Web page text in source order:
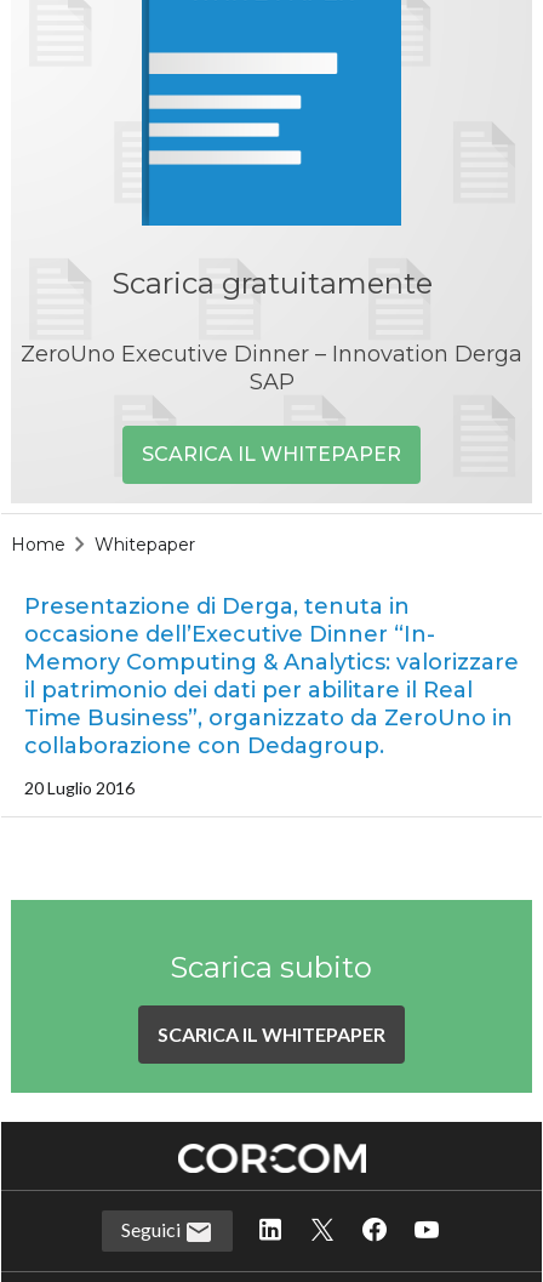
Scarica gratuitamente
ZeroUno Executive Dinner – Innovation Derga
SAP
SCARICA IL WHITEPAPER
Home Whitepaper
Presentazione di Derga, tenuta in
occasione dell’Executive Dinner “In-
Memory Computing & Analytics: valorizzare
il patrimonio dei dati per abilitare il Real
Time Business”, organizzato da ZeroUno in
collaborazione con Dedagroup.
20 Luglio 2016
Scarica subito
SCARICA IL WHITEPAPER
Seguici